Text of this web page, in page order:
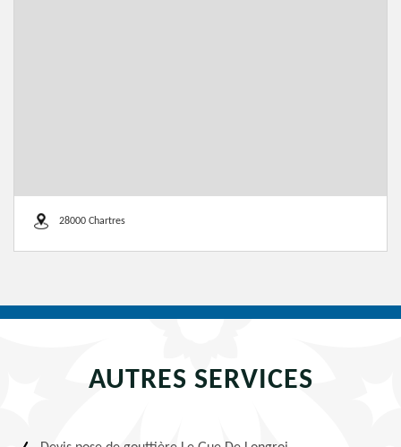
28000 Chartres
AUTRES SERVICES